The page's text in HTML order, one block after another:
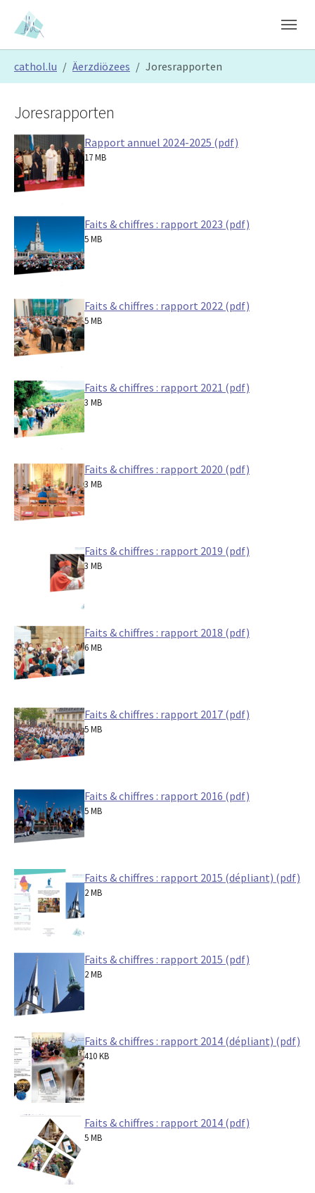
Skip to main content
Skip to page footer
cathol.lu Äerzdiözees Joresrapporten
Joresrapporten
Rapport annuel 2024-2025 (pdf)
17 MB
Faits & chiffres : rapport 2023 (pdf)
5 MB
Faits & chiffres : rapport 2022 (pdf)
5 MB
Faits & chiffres : rapport 2021 (pdf)
3 MB
Faits & chiffres : rapport 2020 (pdf)
3 MB
Faits & chiffres : rapport 2019 (pdf)
3 MB
Faits & chiffres : rapport 2018 (pdf)
6 MB
Faits & chiffres : rapport 2017 (pdf)
5 MB
Faits & chiffres : rapport 2016 (pdf)
5 MB
Faits & chiffres : rapport 2015 (dépliant) (pdf)
2 MB
Faits & chiffres : rapport 2015 (pdf)
2 MB
Faits & chiffres : rapport 2014 (dépliant) (pdf)
410 KB
Faits & chiffres : rapport 2014 (pdf)
5 MB